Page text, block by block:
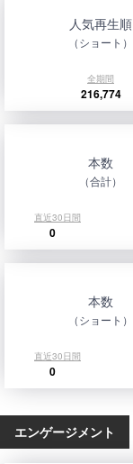
人気再生順
（ショート）
全期間
216,774
本数
（合計）
直近30日間
0
本数
（ショート）
直近30日間
0
エンゲージメント